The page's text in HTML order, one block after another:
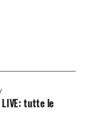
tutte le